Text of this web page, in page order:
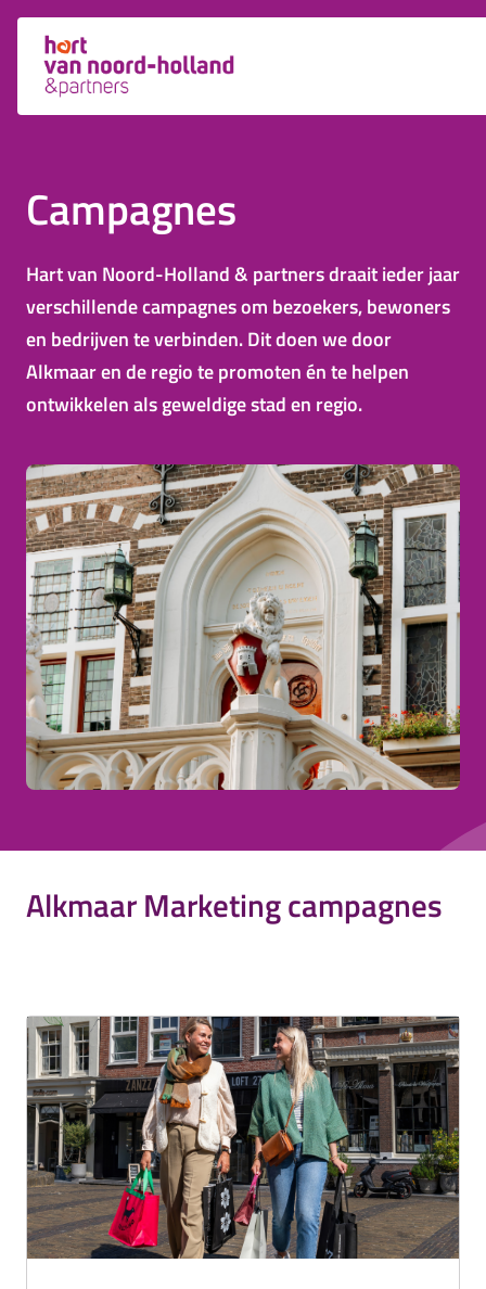
Campagnes
Hart van Noord-Holland & partners draait ieder jaar
verschillende campagnes om bezoekers, bewoners
en bedrijven te verbinden. Dit doen we door
Alkmaar en de regio te promoten én te helpen
ontwikkelen als geweldige stad en regio.
Alkmaar Marketing campagnes